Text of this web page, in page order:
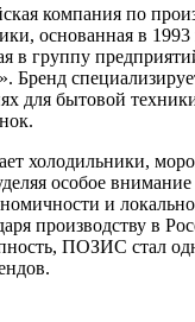
компания по
основанная в 1993
в группу
Бренд
для бытовой
холодильники,
особое внимание
и
производству в
ПОЗИС стал